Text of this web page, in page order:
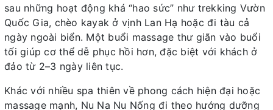
sau những hoạt động khá “hao sức” như trekking Vườn
Quốc Gia, chèo kayak ở vịnh Lan Hạ hoặc đi tàu cả
ngày ngoài biển. Một buổi massage thư giãn vào buổi
tối giúp cơ thể dễ phục hồi hơn, đặc biệt với khách ở
đảo từ 2–3 ngày liên tục.
Khác với nhiều spa thiên về phong cách hiện đại hoặc
massage mạnh, Nu Na Nu Nống đi theo hướng dưỡng